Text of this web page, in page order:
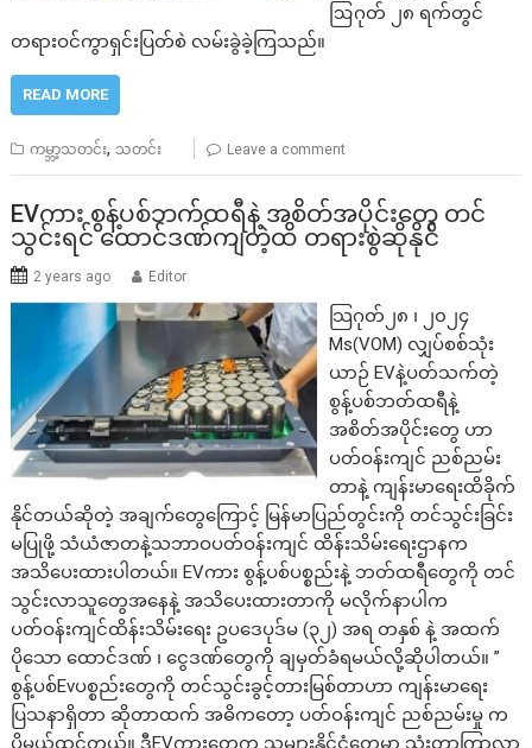
ဩဂုတ် ၂၈ ရက်တွင်
တရားဝင်ကွာရှင်းပြတ်စဲ လမ်းခွဲခဲ့ကြသည်။
READ MORE
ကမ္ဘာ့သတင်း, သတင်း Leave a comment
EVကား စွန့်ပစ်ဘက်ထရီနဲ့ အစိတ်အပိုင်းတွေ တင်
သွင်းရင် ထောင်ဒဏ်ကျတဲ့ထိ တရားစွဲဆိုနိုင်
2 years ago Editor
သြဂုတ်၂၈ ၊ ၂၀၂၄
Ms(VOM) လျှပ်စစ်သုံး
ယာဉ် EVနဲ့ပတ်သက်တဲ့
စွန့်ပစ်ဘတ်ထရီနဲ့
အစိတ်အပိုင်းတွေ ဟာ
ပတ်ဝန်းကျင် ညစ်ညမ်း
တာနဲ့ ကျန်းမာရေးထိခိုက်
နိုင်တယ်ဆိုတဲ့ အချက်တွေကြောင့် မြန်မာပြည်တွင်းကို တင်သွင်းခြင်း
မပြုဖို့ သံယံဇာတနဲ့သဘာဝပတ်ဝန်းကျင် ထိန်းသိမ်းရေးဌာနက
အသိပေးထားပါတယ်။ EVကား စွန့်ပစ်ပစ္စည်းနဲ့ ဘတ်ထရီတွေကို တင်
သွင်းလာသူတွေအနေနဲ့ အသိပေးထားတာကို မလိုက်နာပါက
ပတ်ဝန်းကျင်ထိန်းသိမ်းရေး ဥပဒေပုဒ်မ (၃၂) အရ တနှစ် နဲ့ အထက်
ပိုသော ထောင်ဒဏ် ၊ ငွေဒဏ်တွေကို ချမှတ်ခံရမယ်လို့ဆိုပါတယ်။ ”
စွန့်ပစ်Evပစ္စည်းတွေကို တင်သွင်းခွင့်တားမြစ်တာဟာ ကျန်းမာရေး
ပြသနာရှိတာ ဆိုတာထက် အဓိကတော့ ပတ်ဝန်းကျင် ညစ်ညမ်းမှု က
ပိုမယ်ထင်တယ်။ ဒီEVကားတွေက သူများနိုင်ငံတွေမှာ သုံးတာကြာလာ